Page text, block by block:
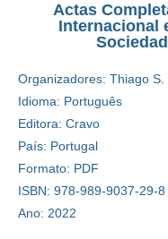
Actas
Internacional
Organizadores: Thiago
Idioma: Português
Editora: Cravo
País: Portugal
Formato: PDF
ISBN: 978-989-9037-29-8
Ano: 2022